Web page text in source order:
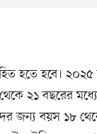
হতে হবে।
২১ বছরের মধ্যে
জন্য বয়স ১৮